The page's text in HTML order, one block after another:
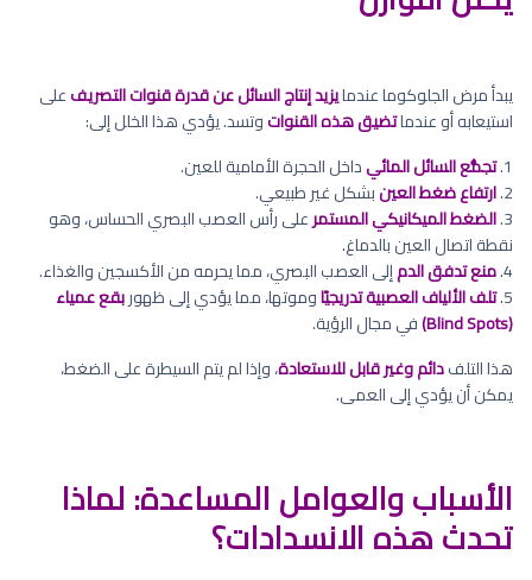
يبدأ مرض الجلوكوما عندمايزيد إنتاج السائل عن قدرة قنوات التصريفعلى
استيعابه أو عندماتضيق هذه القنواتوتسد. يؤدي هذا الخلل إلى:
1. تجمُّع السائل المائيداخل الحجرة الأمامية للعين.
2. ارتفاع ضغط العينبشكل غير طبيعي.
3. الضغط الميكانيكي المستمرعلى رأس العصب البصري الحساس، وهو
نقطة اتصال العين بالدماغ.
4. منع تدفق الدمإلى العصب البصري، مما يحرمه من الأكسجين والغذاء.
5. تلف الألياف العصبية تدريجيًاوموتها، مما يؤدي إلى ظهوربقع عمياء
(Blind Spots)
في مجال الرؤية.
هذا التلفدائم وغير قابل للاستعادة، وإذا لم يتم السيطرة على الضغط،
يمكن أن يؤدي إلى العمى.
الأسباب والعوامل المساعدة: لماذا
تحدث هذه الانسدادات؟